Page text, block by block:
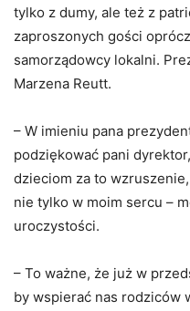
tylko z dumy, ale też z
zaproszonych gości
samorządowcy lokalni.
Marzena Reutt.
– W imieniu pana
podziękować pani
dzieciom za to
nie tylko w moim sercu –
uroczystości.
– To ważne, że już w
by wspierać nas rodziców